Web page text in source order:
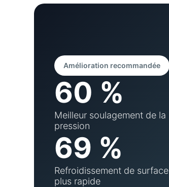
Amélioration recommandée
60 %
Meilleur soulagement de la
pression
69 %
Refroidissement de surface
plus rapide